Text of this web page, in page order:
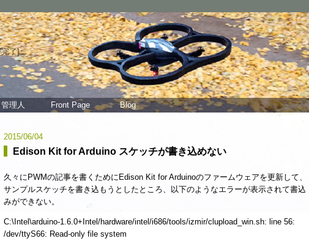
了]
管理人 Front Page Blog
2015/06/04
Edison Kit for Arduino スケッチが書き込めない
久々にPWMの記事を書くためにEdison Kit for Arduinoのファームウェアを更新して、
サンプルスケッチを書き込もうとしたところ、以下のようなエラーが表示されて書込
みができない。
C:\Intel\arduino-1.6.0+Intel/hardware/intel/i686/tools/izmir/clupload_win.sh: line 56:
/dev/ttyS66: Read-only file system